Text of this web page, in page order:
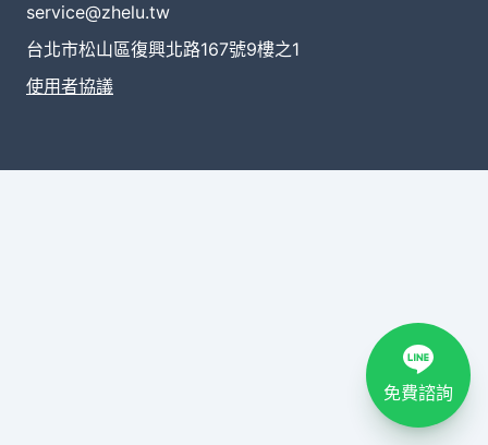
service@zhelu.tw
台北市松山區復興北路167號9樓之1
使用者協議
免費諮詢